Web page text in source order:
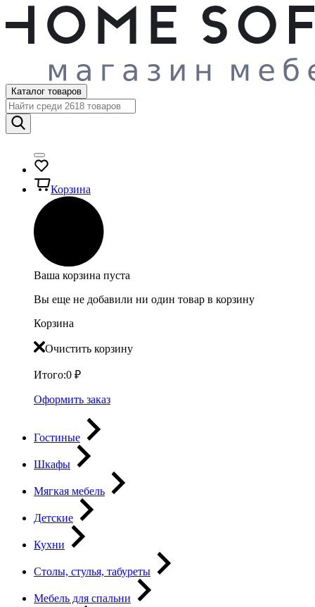
Каталог товаров
Корзина
Ваша корзина пуста
Вы еще не добавили ни один товар в корзину
Корзина
Очистить корзину
Итого:0 ₽
Оформить заказ
Гостиные
Шкафы
Мягкая мебель
Детские
Кухни
Столы, стулья, табуреты
Мебель для спальни